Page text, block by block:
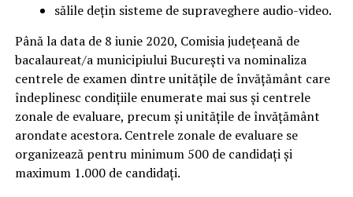
sălile dețin sisteme de supraveghere audio-video.
Până la data de 8 iunie 2020, Comisia județeană de
bacalaureat/a municipiului București va nominaliza
centrele de examen dintre unitățile de învățământ care
îndeplinesc condițiile enumerate mai sus și centrele
zonale de evaluare, precum și unitățile de învățământ
arondate acestora. Centrele zonale de evaluare se
organizează pentru minimum 500 de candidați și
maximum 1.000 de candidați.